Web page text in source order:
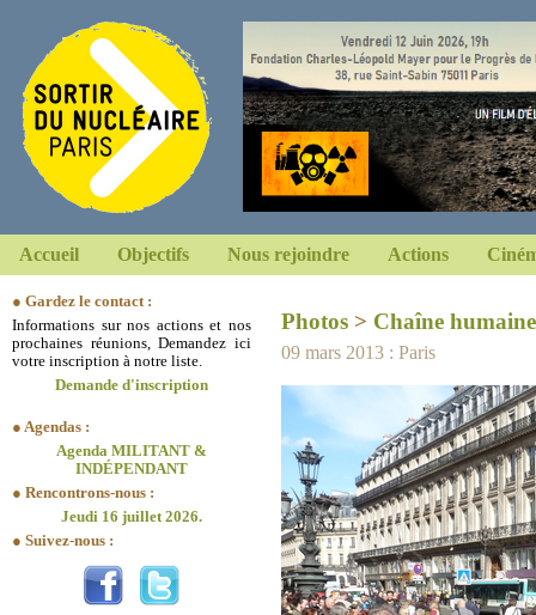
Accueil Objectifs Nous rejoindre Actions
● Gardez le contact :
Informations sur nos actions et nos
prochaines réunions, Demandez ici
votre inscription à notre liste.
Demande d'inscription
● Agendas :
Agenda MILITANT &
INDÉPENDANT
● Rencontrons-nous :
Jeudi 16 juillet 2026.
● Suivez-nous :
Photos > Chaîne humaine
09 mars 2013 : Paris